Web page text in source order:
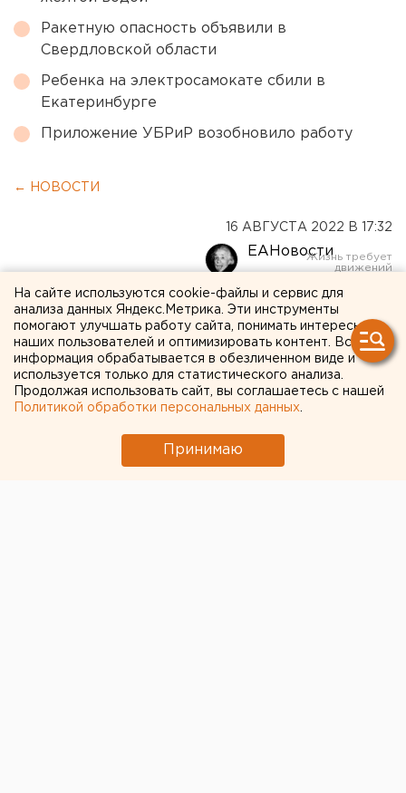
Ракетную опасность объявили в
Свердловской области
Ребенка на электросамокате сбили в
Екатеринбурге
Приложение УБРиР возобновило работу
← НОВОСТИ
16 АВГУСТА 2022 В 17:32
ЕАНовости
В Баранчинском открыли
обновленную автодорогу,
проект спонсировал
«Святогор»
На сайте используются cookie-файлы и сервис для
анализа данных Яндекс.Метрика. Эти инструменты
помогают улучшать работу сайта, понимать интересы
наших пользователей и оптимизировать контент. Вся
информация обрабатывается в обезличенном виде и
используется только для статистического анализа.
Продолжая использовать сайт, вы соглашаетесь с нашей
Политикой обработки персональных данных
Принимаю